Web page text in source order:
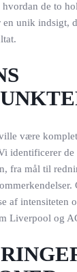
de to
unik indsigt,
være
identificerer de
fra mål til
af intensiteten
Liverpool og